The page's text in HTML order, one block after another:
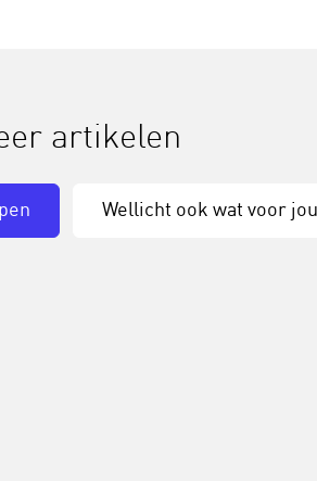
artikelen
Wellicht ook wat voor